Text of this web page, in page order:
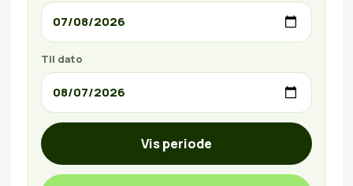
Til dato
Vis periode